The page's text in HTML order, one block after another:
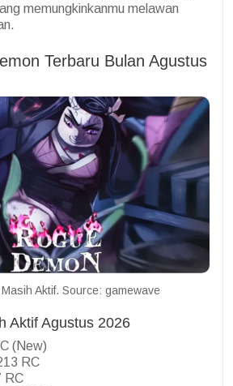
memungkinkanmu melawan
Terbaru Bulan Agustus
Aktif. Source: gamewave
Aktif Agustus 2026
(New)
RC
RC